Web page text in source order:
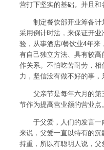
营打下坚实的基础。并且
制定餐饮部开业筹备计划
采用倒计时法，来保证开
验，从事酒店/餐饮业4年来
有自己独立方法、具有较
作关系。不怕吃苦耐劳，
力，坚信没有做不好的事
父亲节是每年六月的第三
节作为提高营业额的营业
于父爱，人们的发言一向
来说，父爱一直以特有的
持重，所以有聪明人说，